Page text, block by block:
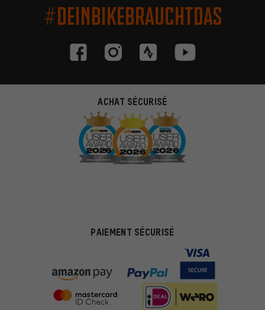
#DEINBIKEBRAUCHTDAS
ACHAT SÉCURISÉ
PAIEMENT SÉCURISÉ